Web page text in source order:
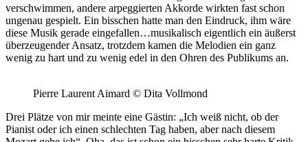
verschwimmen, andere arpeggierten Akkorde wirkten fast schon
ungenau gespielt. Ein bisschen hatte man den Eindruck, ihm wäre
diese Musik gerade eingefallen…musikalisch eigentlich ein äußerst
überzeugender Ansatz, trotzdem kamen die Melodien ein ganz
wenig zu hart und zu wenig edel in den Ohren des Publikums an.
Pierre Laurent Aimard © Dita Vollmond
Drei Plätze von mir meinte eine Gästin: „Ich weiß nicht, ob der
Pianist oder ich einen schlechten Tag haben, aber nach diesem